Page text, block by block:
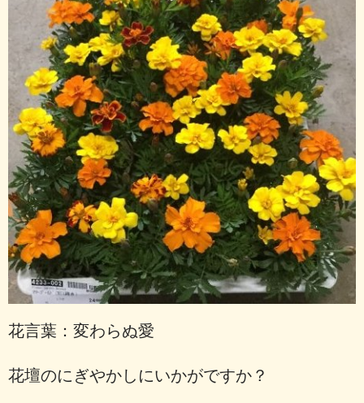
花言葉：変わらぬ愛
花壇のにぎやかしにいかがですか？